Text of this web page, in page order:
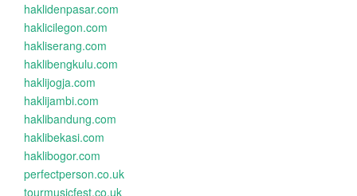
haklidenpasar.com
haklicilegon.com
hakliserang.com
haklibengkulu.com
haklijogja.com
haklijambi.com
haklibandung.com
haklibekasi.com
haklibogor.com
perfectperson.co.uk
tourmusicfest.co.uk